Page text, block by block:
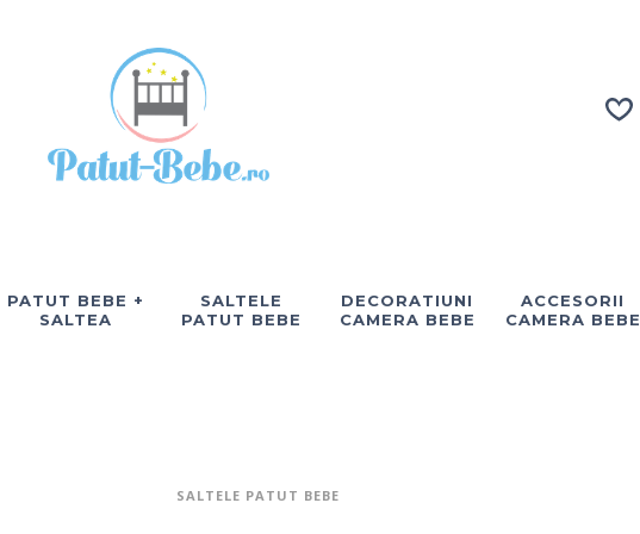
PATUT BEBE +
SALTEA
SALTELE
PATUT BEBE
DECORATIUNI
CAMERA BEBE
ACCESORII
CAMERA BEBE
SALTELE PATUT BEBE